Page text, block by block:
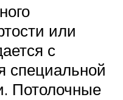
или
с
специальной
Потолочные